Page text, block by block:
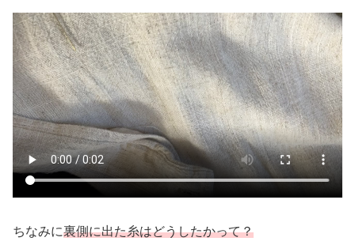
ちなみに裏側に出た糸はどうしたかって？